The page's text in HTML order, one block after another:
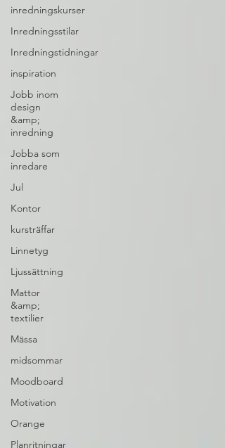
inredningskurser
Inredningsstilar
Inredningstidningar
inspiration
Jobb inom
design
&amp;
inredning
Jobba som
inredare
Jul
Kontor
kursträffar
Linnetyg
Ljussättning
Mattor
&amp;
textilier
Mässa
midsommar
Moodboard
Motivation
Orange
Planritningar